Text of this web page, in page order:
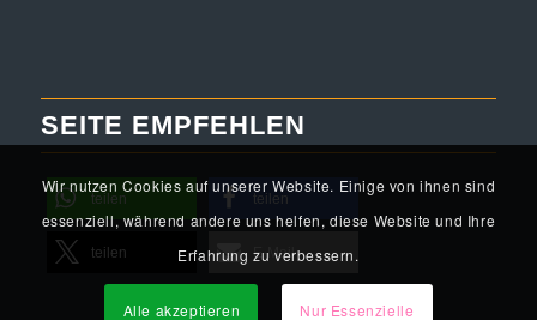
SEITE EMPFEHLEN
teilen teilen
teilen E-Mail
Wir nutzen Cookies auf unserer Website. Einige von ihnen sind
essenziell, während andere uns helfen, diese Website und Ihre
Erfahrung zu verbessern.
Alle akzeptieren Nur Essenzielle